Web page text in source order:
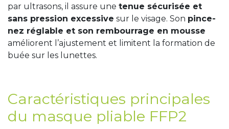
par ultrasons, il assure une tenue sécurisée et
sans pression excessive sur le visage. Son pince-
nez réglable et son rembourrage en mousse
améliorent l’ajustement et limitent la formation de
buée sur les lunettes.
Caractéristiques principales
du masque pliable FFP2